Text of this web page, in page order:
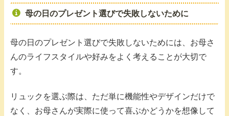
母の日のプレゼント選びで失敗しないために
母の日のプレゼント選びで失敗しないためには、お母さ
んのライフスタイルや好みをよく考えることが大切で
す。
リュックを選ぶ際は、ただ単に機能性やデザインだけで
なく、お母さんが実際に使って喜ぶかどうかを想像して